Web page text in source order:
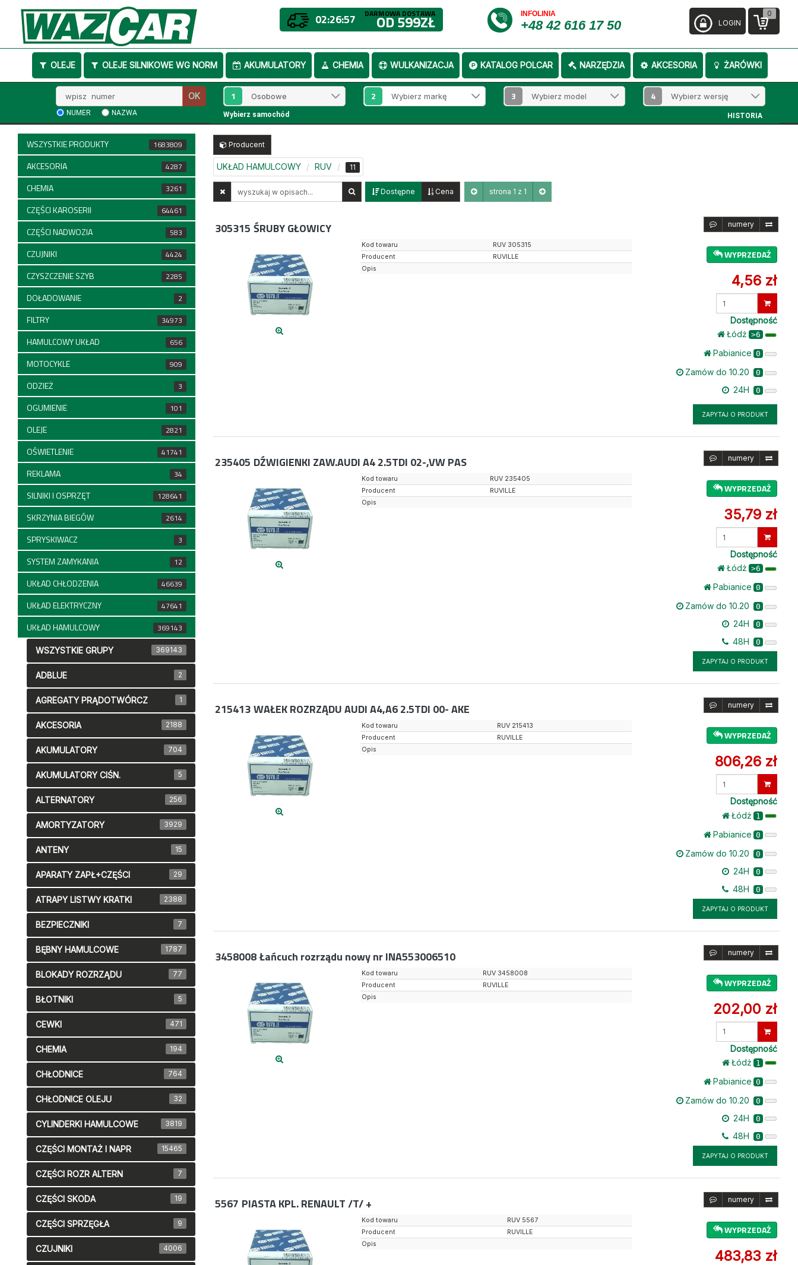
02:26:56 DARMOWA DOSTAWA
OD 599ZŁ INFOLINIA
+48 42 616 17 50
OLEJE OLEJE SILNIKOWE WG NORM AKUMULATORY CHEMIA WULKANIZACJA KATALOG POLCAR NARZĘDZIA AKCESORIA ŻARÓWKI
0
LOGIN
numer
OK
NUMER NAZWA
1 2 3 4
Wybierz samochód HISTORIA
Producent
UKŁAD HAMULCOWY RUV 11
Dostępne Cena strona 1 z 1
305315 ŚRUBY GŁOWICY numery
WYPRZEDAŻ
4,56 zł
Dostępność
Łódż >6
Pabianice 0
Zamów do 10.20 0
24H 0
ZAPYTAJ O PRODUKT
Kod towaru
RUV 305315
Producent
RUVILLE
Opis
235405 DŹWIGIENKI ZAW.AUDI A4 2.5TDI 02-,VW PAS numery
WYPRZEDAŻ
35,79 zł
Dostępność
Łódż >6
Pabianice 0
Zamów do 10.20 0
24H 0
48H 0
ZAPYTAJ O PRODUKT
Kod towaru
RUV 235405
Producent
RUVILLE
Opis
215413 WAŁEK ROZRZĄDU AUDI A4,A6 2.5TDI 00- AKE numery
WYPRZEDAŻ
806,26 zł
Dostępność
Łódż 1
Pabianice 0
Zamów do 10.20 0
24H 0
48H 0
ZAPYTAJ O PRODUKT
Kod towaru
RUV 215413
Producent
RUVILLE
Opis
3458008Łańcuch rozrządu nowy nr INA553006510 numery
WYPRZEDAŻ
202,00 zł
Wprowadź
Dostępność
Łódż 1
Pabianice 0
Zamów do 10.20 0
24H 0
48H 0
ZAPYTAJ O PRODUKT
Kod towaru
RUV 3458008
Producent
RUVILLE
Opis
5567 PIASTA KPL. RENAULT /T/ + numery
WYPRZEDAŻ
483,83 zł
Kod towaru
RUV 5567
Producent
RUVILLE
Opis
WSZYSTKIE PRODUKTY 1683809
AKCESORIA 4287
CHEMIA 3261
CZĘŚCI KAROSERII 64461
CZĘŚCI NADWOZIA 583
CZUJNIKI 4424
CZYSZCZENIE SZYB 2285
DOŁADOWANIE 2
FILTRY 34973
HAMULCOWY UKŁAD 656
MOTOCYKLE 909
ODZIEŻ 3
OGUMIENIE 101
OLEJE 2821
OŚWIETLENIE 41741
REKLAMA 34
SILNIKI I OSPRZĘT 128641
SKRZYNIA BIEGÓW 2614
SPRYSKIWACZ 3
SYSTEM ZAMYKANIA 12
UKŁAD CHŁODZENIA 46639
UKŁAD ELEKTRYCZNY 47641
UKŁAD HAMULCOWY 369143
WSZYSTKIE GRUPY 369143
ADBLUE 2
AGREGATY PRĄDOTWÓRCZ 1
AKCESORIA 2188
AKUMULATORY 704
AKUMULATORY CIŚN. 5
ALTERNATORY 256
AMORTYZATORY 3929
ANTENY 15
APARATY ZAPŁ+CZĘŚCI 29
ATRAPY LISTWY KRATKI 2388
BEZPIECZNIKI 7
BĘBNY HAMULCOWE 1787
BLOKADY ROZRZĄDU 77
BŁOTNIKI 5
CEWKI 471
CHEMIA 194
CHŁODNICE 764
CHŁODNICE OLEJU 32
CYLINDERKI HAMULCOWE 3819
CZĘŚCI MONTAŻ I NAPR 15465
CZĘŚCI ROZR ALTERN 7
CZĘŚCI SKODA 19
CZĘŚCI SPRZĘGŁA 9
CZUJNIKI 4006